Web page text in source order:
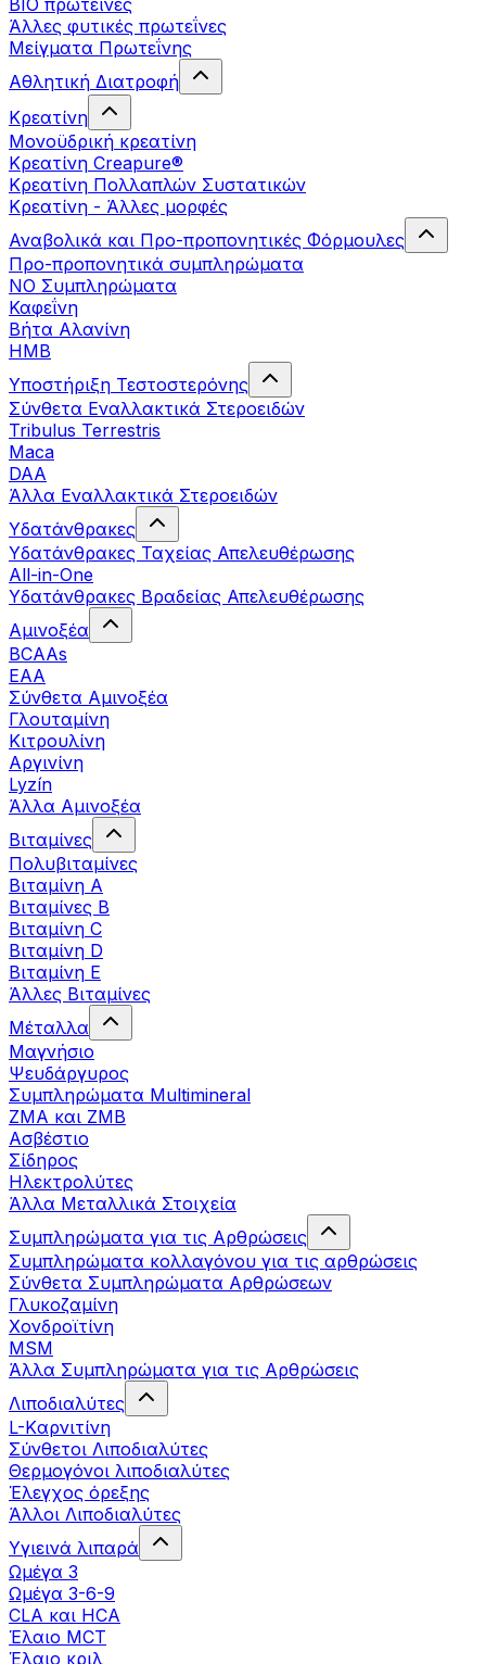
ΒIO πρωτεΐνες
Άλλες φυτικές πρωτεΐνες
Μείγματα Πρωτεΐνης
Αθλητική Διατροφή
Κρεατίνη
Μονοϋδρική κρεατίνη
Κρεατίνη Creapure®
Κρεατίνη Πολλαπλών Συστατικών
Κρεατίνη - Άλλες μορφές
Αναβολικά και Προ-προπονητικές Φόρμουλες
Προ-προπονητικά συμπληρώματα
ΝΟ Συμπληρώματα
Καφεΐνη
Βήτα Αλανίνη
HMB
Υποστήριξη Τεστοστερόνης
Σύνθετα Εναλλακτικά Στεροειδών
Tribulus Terrestris
Maca
DAA
Άλλα Εναλλακτικά Στεροειδών
Υδατάνθρακες
Υδατάνθρακες Ταχείας Απελευθέρωσης
All-in-One
Υδατάνθρακες Βραδείας Απελευθέρωσης
Αμινοξέα
BCAAs
EAA
Σύνθετα Αμινοξέα
Γλουταμίνη
Κιτρουλίνη
Αργινίνη
Lyzín
Άλλα Αμινοξέα
Βιταμίνες
Πολυβιταμίνες
Βιταμίνη Α
Βιταμίνες Β
Βιταμίνη C
Βιταμίνη D
Βιταμίνη Ε
Άλλες Βιταμίνες
Μέταλλα
Μαγνήσιο
Ψευδάργυρος
Συμπληρώματα Multimineral
ZMA και ZMB
Ασβέστιο
Σίδηρος
Ηλεκτρολύτες
Άλλα Mεταλλικά Στοιχεία
Συμπληρώματα για τις Αρθρώσεις
Συμπληρώματα κολλαγόνου για τις αρθρώσεις
Σύνθετα Συμπληρώματα Αρθρώσεων
Γλυκοζαμίνη
Χονδροϊτίνη
MSM
Άλλα Συμπληρώματα για τις Αρθρώσεις
Λιποδιαλύτες
L-Kαρνιτίνη
Σύνθετοι Λιποδιαλύτες
Θερμογόνοι λιποδιαλύτες
Έλεγχος όρεξης
Άλλοι Λιποδιαλύτες
Υγιεινά λιπαρά
Ωμέγα 3
Ωμέγα 3-6-9
CLA και HCA
Έλαιο MCT
Έλαιο κριλ